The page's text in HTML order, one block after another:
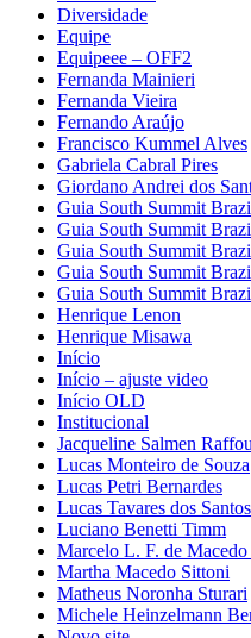
Diversidade
Equipe
Equipeee – OFF2
Fernanda Mainieri
Fernanda Vieira
Fernando Araújo
Francisco Kummel Alves
Gabriela Cabral Pires
Giordano Andrei dos
Guia South Summit
Guia South Summit
Guia South Summit
Guia South Summit
Guia South Summit
Henrique Lenon
Henrique Misawa
Início
Início – ajuste video
Início OLD
Institucional
Jacqueline Salmen
Lucas Monteiro de Souza
Lucas Petri Bernardes
Lucas Tavares dos Santos
Luciano Benetti Timm
Marcelo L. F. de
Martha Macedo Sittoni
Matheus Noronha Sturari
Michele Heinzelmann